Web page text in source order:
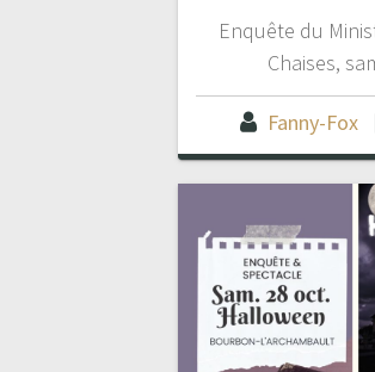
Enquête du
Chaises,
Fanny-Fox